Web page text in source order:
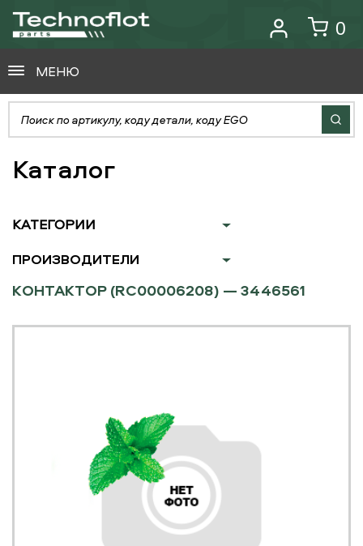
0
МЕНЮ
Каталог
КАТЕГОРИИ
ПРОИЗВОДИТЕЛИ
КОНТАКТОР (RC00006208) — 3446561